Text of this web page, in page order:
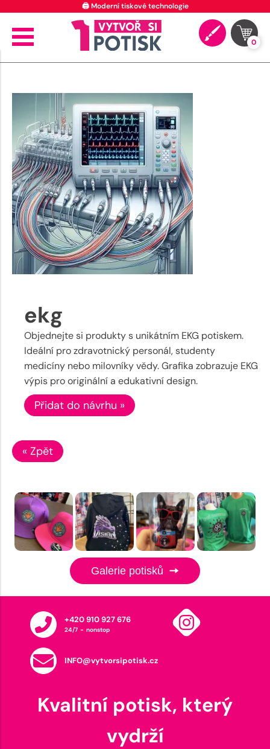
🖨️ Moderní tiskové technologie
0
ekg
Objednejte si produkty s unikátním EKG potiskem.
Ideální pro zdravotnický personál, studenty
medicíny nebo milovníky vědy. Grafika zobrazuje EKG
výpis pro originální a edukativní design.
Přidat do návrhu »
« Zpět
Galerie potisků
+420 910 927 676
24/7 - nonstop
INFO@vytvorsipotisk.cz
Kvalitní potisk, který
vydrží